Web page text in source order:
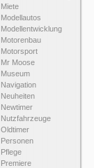
Miete
Modellautos
Modellentwicklung
Motorenbau
Motorsport
Mr Moose
Museum
Navigation
Neuheiten
Newtimer
Nutzfahrzeuge
Oldtimer
Personen
Pflege
Premiere